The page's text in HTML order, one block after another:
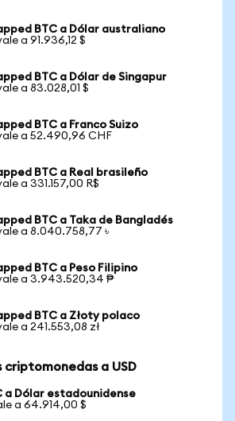
BTC a Dólar australiano
a 91.936,12 $
BTC a Dólar de Singapur
a 83.028,01 $
BTC a Franco Suizo
a 52.490,96 CHF
BTC a Real brasileño
a 331.157,00 R$
BTC a Taka de Bangladés
a 8.040.758,77 ৳
BTC a Peso Filipino
a 3.943.520,34 ₱
BTC a Złoty polaco
a 241.553,08 zł
a USD
a Dólar estadounidense
a 64.914,00 $